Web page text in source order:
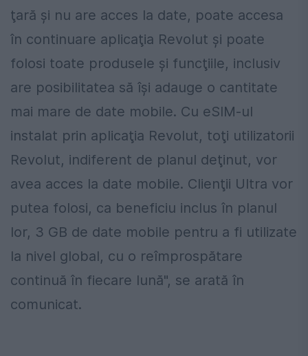
ţară şi nu are acces la date, poate accesa
în continuare aplicaţia Revolut şi poate
folosi toate produsele şi funcţiile, inclusiv
are posibilitatea să îşi adauge o cantitate
mai mare de date mobile. Cu eSIM-ul
instalat prin aplicaţia Revolut, toţi utilizatorii
Revolut, indiferent de planul deţinut, vor
avea acces la date mobile. Clienţii Ultra vor
putea folosi, ca beneficiu inclus în planul
lor, 3 GB de date mobile pentru a fi utilizate
la nivel global, cu o reîmprospătare
continuă în fiecare lună", se arată în
comunicat.